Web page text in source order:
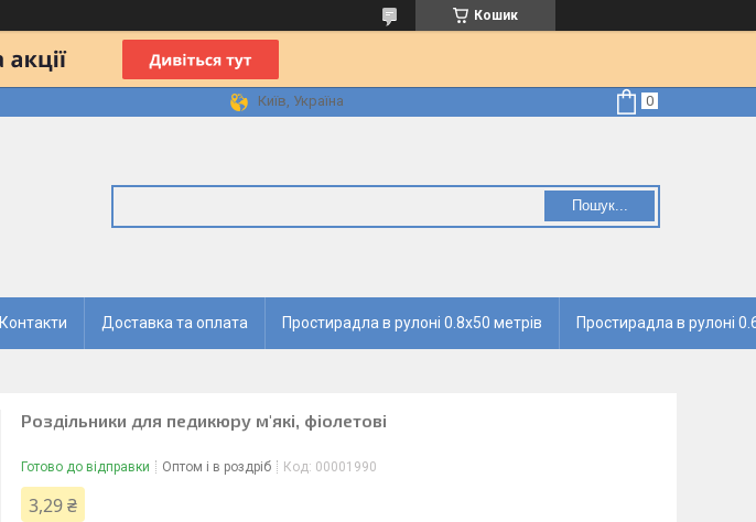
Кошик
Київ, Україна
Пошук...
Контакти Доставка та оплата Простирадла в рулоні 0.8х50 метрів Простирадла в рулоні
Роздільники для педикюру м'які, фіолетові
Готово до відправки Оптом і в роздріб Код: 00001990
3,29 ₴